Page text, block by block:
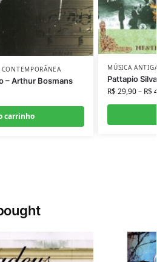
– Arthur Bosmans
carrinho
MÚSICA
Pattapio
R$29,90– R$